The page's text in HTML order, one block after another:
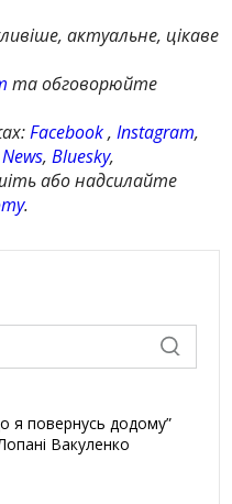
актуальне, цікаве
та обговорюйте
Facebook,Instagram,
,Bluesky,
або надсилайте
.
я повернусь додому”
Вакуленко